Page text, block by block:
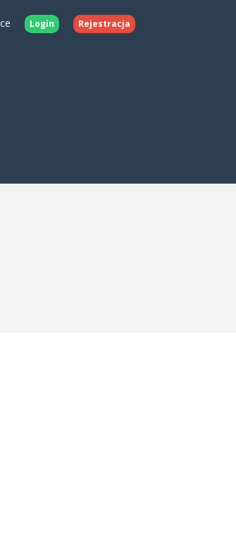
Login Rejestracja